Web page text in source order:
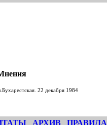
22 декабря 1984
АРХИВ ПРАВИЛА